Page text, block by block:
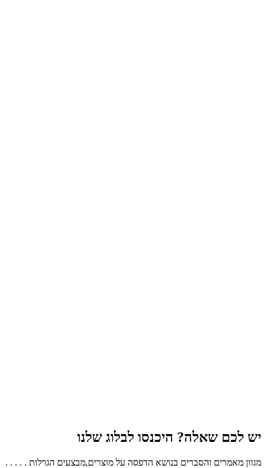
יש לכם שאלה? היכנסו לבלוג שלנו
מגוון מאמרים והסברים בנושא הדפסה על מוצרים,מבצעים הגרלות . . . . .